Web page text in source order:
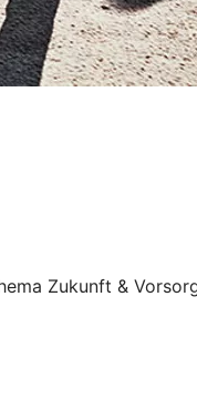
Zukunft &